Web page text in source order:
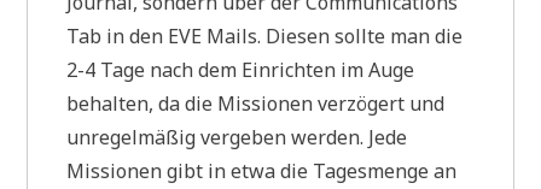
Tab in den EVE Mails. Diesen sollte man die
2-4 Tage nach dem Einrichten im Auge
behalten, da die Missionen verzögert und
unregelmäßig vergeben werden. Jede
Missionen gibt in etwa die Tagesmenge an